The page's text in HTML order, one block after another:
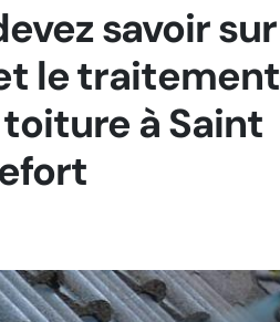
savoir sur
le traitement
à Saint